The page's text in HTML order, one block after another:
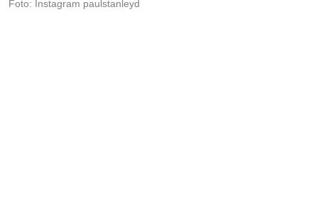
Foto: Instagram paulstanleyd